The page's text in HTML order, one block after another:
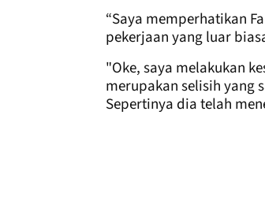
“Saya memperhatikan
pekerjaan yang luar
"Oke, saya melakukan
merupakan selisih yang
Sepertinya dia telah